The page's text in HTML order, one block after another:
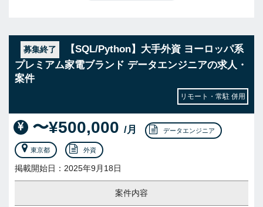
募集終了
【SQL/Python】大手外資 ヨーロッパ系
プレミアム家電ブランド データエンジニアの求人・
案件
リモート・常駐 併用
〜¥500,000 /月 データエンジニア
東京都 外資
掲載開始日：2025年9月18日
案件内容